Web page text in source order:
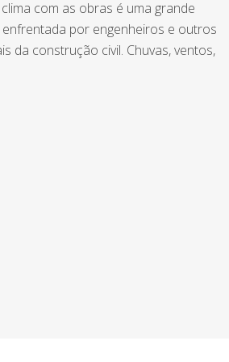
com as obras é uma grande
enfrentada por engenheiros e outros
da construção civil. Chuvas, ventos,